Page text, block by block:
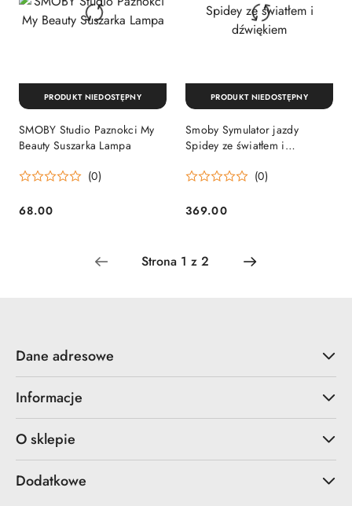
SMOBY Studio Paznokci My
Beauty Suszarka Lampa
(0)
Cena:
68.00
PRODUKT NIEDOSTĘPNY
Smoby Symulator jazdy
Spidey ze światłem i
(0)
Cena:
369.00
PRODUKT NIEDOSTĘPNY
Dane adresowe
Informacje
O sklepie
Dodatkowe